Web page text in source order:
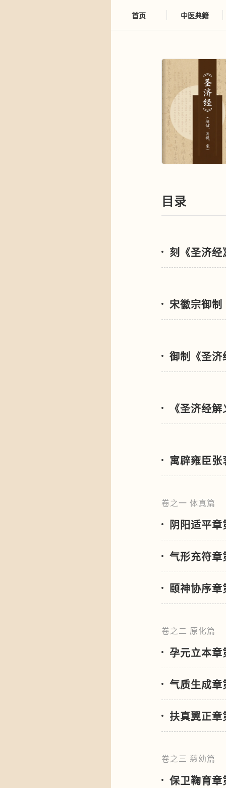
首页 中医典籍
目录
刻《圣济经
宋徽宗御
御制《圣
《圣济经
寓辟雍臣
卷之一 体真篇
阴阳适平章
气形充符章
颐神协序章
卷之二 原化篇
孕元立本章
气质生成章
扶真翼正章
卷之三 慈幼篇
保卫鞠育章